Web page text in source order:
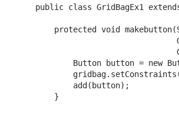
public class GridBagEx1
protected void
Button button = new
         add(button);
     }